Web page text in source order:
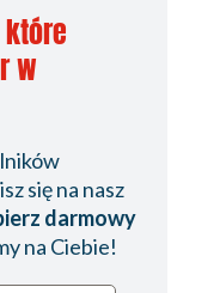
w
się na nasz
darmowy
na Ciebie!